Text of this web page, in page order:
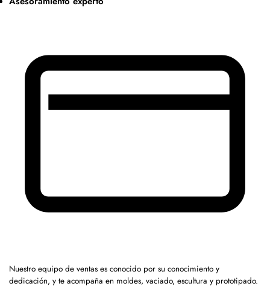
Nuestro equipo de ventas es conocido por su conocimiento y
dedicación, y te acompaña en moldes, vaciado, escultura y prototipado.